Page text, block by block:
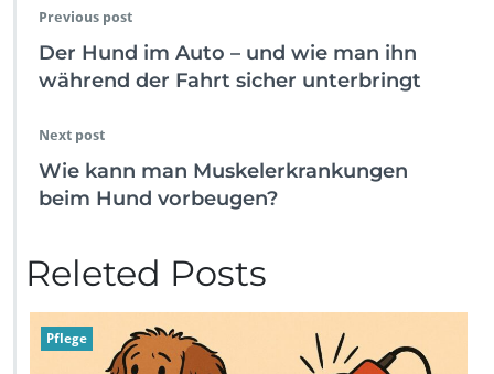
Previous post
Der Hund im Auto – und wie man ihn
während der Fahrt sicher unterbringt
Next post
Wie kann man Muskelerkrankungen
beim Hund vorbeugen?
Releted Posts
Pflege